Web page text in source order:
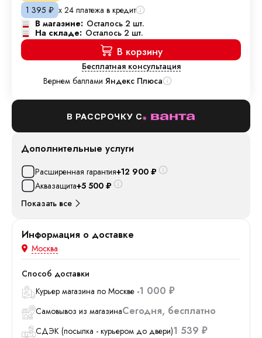
1 395 ₽ х 24 платежа в кредит
В магазине: Осталось 2 шт.
На складе: Осталось 2 шт.
В корзину
Бесплатная консультация
Вернем баллами Яндекс Плюса
В РАССРОЧКУ С
Дополнительные услуги
Расширенная гарантия+12 900 ₽
Аквазащита+5 500 ₽
Показать все
Информация о доставке
Москва
Способ доставки
Курьер магазина по Москве -1 000 ₽
Самовывоз из магазинаСегодня Бесплатно
СДЭК (посылка - курьером до двери)1 539 ₽